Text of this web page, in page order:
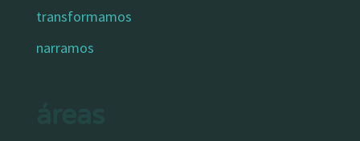
transformamos
narramos